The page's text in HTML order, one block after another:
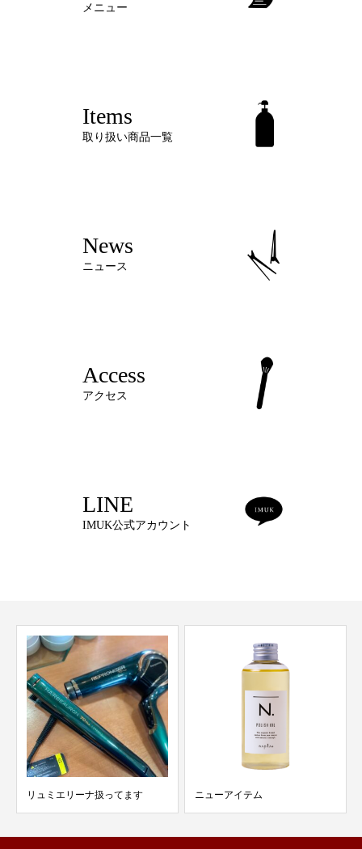
メニュー
Items
取り扱い商品一覧
News
ニュース
Access
アクセス
LINE
IMUK公式アカウント
リュミエリーナ扱ってます ニューアイテム